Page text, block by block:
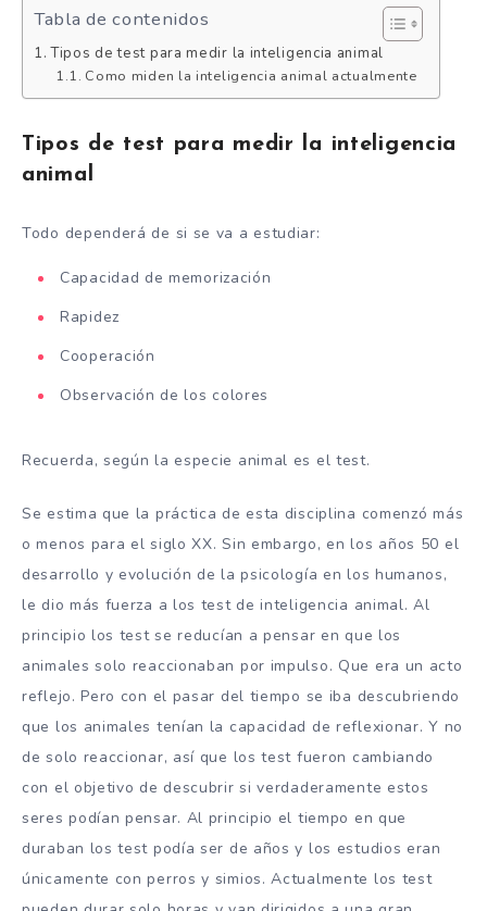
Tabla de contenidos
Tipos de test para medir la inteligencia animal
Como miden la inteligencia animal actualmente
Tipos de test para medir la inteligencia
animal
Todo dependerá de si se va a estudiar:
Capacidad de memorización
Rapidez
Cooperación
Observación de los colores
Recuerda, según la especie animal es el test.
Se estima que la práctica de esta disciplina comenzó más
o menos para el siglo XX. Sin embargo, en los años 50 el
desarrollo y evolución de la psicología en los humanos,
le dio más fuerza a los test de inteligencia animal. Al
principio los test se reducían a pensar en que los
animales solo reaccionaban por impulso. Que era un acto
reflejo. Pero con el pasar del tiempo se iba descubriendo
que los animales tenían la capacidad de reflexionar. Y no
de solo reaccionar, así que los test fueron cambiando
con el objetivo de descubrir si verdaderamente estos
seres podían pensar. Al principio el tiempo en que
duraban los test podía ser de años y los estudios eran
únicamente con perros y simios. Actualmente los test